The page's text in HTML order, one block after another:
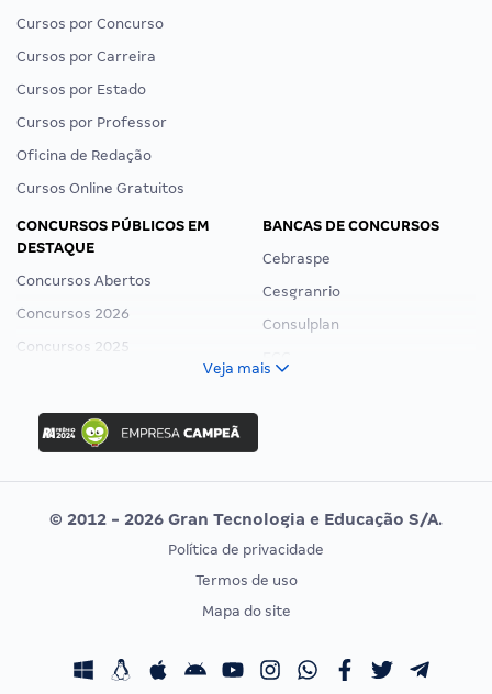
Cursos por Concurso
Cursos por Carreira
Cursos por Estado
Cursos por Professor
Oficina de Redação
Cursos Online Gratuitos
CONCURSOS PÚBLICOS EM
DESTAQUE
Concursos Abertos
Concursos 2026
Concursos 2025
Concurso Ibama
Concurso MPU
Editais publicados
BANCAS DE CONCURSOS
Cebraspe
Cesgranrio
Consulplan
Vunesp
CONCURSOS POR PROFISSÃO
Concursos Fiscais
EXAME DE ORDEM
Calendário OAB
Veja mais
© 2012 - 2026 Gran Tecnologia e Educação S/A.
Política de privacidade
Termos de uso
Mapa do site